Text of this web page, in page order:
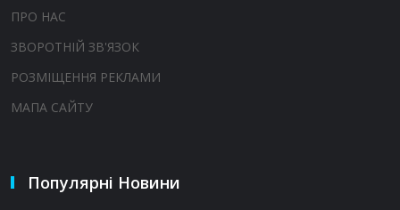
ПРО НАС
ЗВОРОТНІЙ ЗВ'ЯЗОК
РОЗМІЩЕННЯ РЕКЛАМИ
МАПА САЙТУ
Популярні Новини